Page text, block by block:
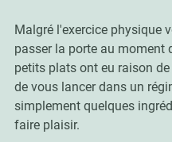
Malgré l'exercice physique
passer la porte au moment
petits plats ont eu raison
de vous lancer dans un
simplement quelques
faire plaisir.